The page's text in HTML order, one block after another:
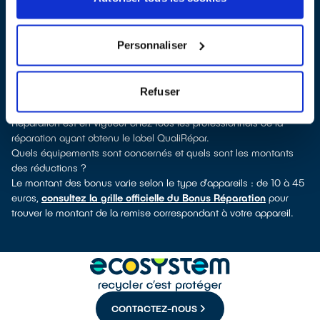
Personnaliser
Refuser
. En cliquant sur la fiche détaillée du réparateur, vous
découvrirez pour quels types d’appareils ce professionnel a
télé, téléphone mobile, outils électriques : à chaque famille
d’équipements son réparateur spécialisé et labellisé QualiRépar.
Consulter l’annuaire
Comment bénéficier du Bonus Réparation à Méru ?
Immédiatement déduit de la facture par le réparateur, le Bonus
Réparation est en vigueur chez tous les professionnels de la
réparation ayant obtenu le label QualiRépar.
Quels équipements sont concernés et quels sont les montants
des réductions ?
Le montant des bonus varie selon le type d’appareils : de 10 à 45
euros, consultez la grille officielle du Bonus Réparation pour
trouver le montant de la remise correspondant à votre appareil.
CONTACTEZ-NOUS